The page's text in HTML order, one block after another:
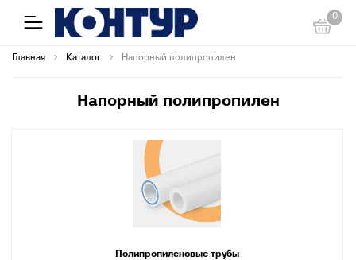
0
Главная Каталог Напорный полипропилен
Напорный полипропилен
Полипропиленовые трубы